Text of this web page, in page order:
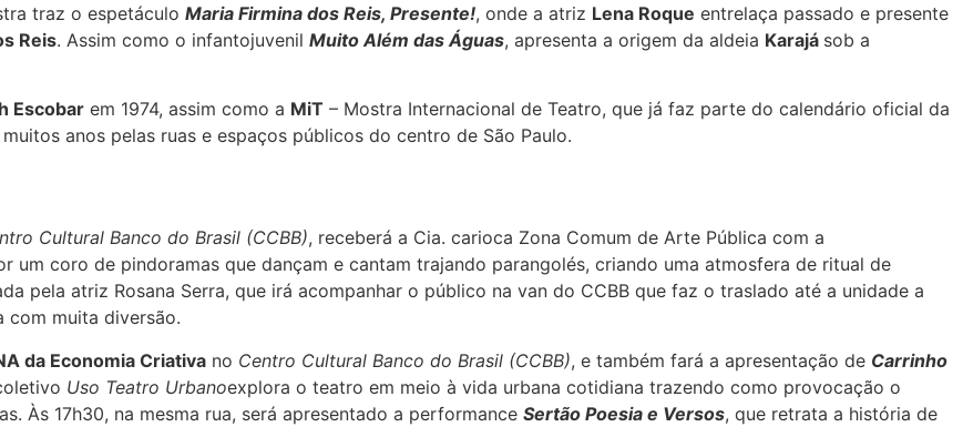
traz o espetáculo Maria Firmina dos Reis, Presente!, onde a atriz Lena Roque entrelaça passado e presente
Reis. Assim como o infantojuvenil Muito Além das Águas, apresenta a origem da aldeia Karajá sob a
Escobar em 1974, assim como a MiT – Mostra Internacional de Teatro, que já faz parte do calendário oficial da
anos pelas ruas e espaços públicos do centro de São Paulo.
Cultural Banco do Brasil (CCBB), receberá a Cia. carioca Zona Comum de Arte Pública com a
um coro de pindoramas que dançam e cantam trajando parangolés, criando uma atmosfera de ritual de
pela atriz Rosana Serra, que irá acompanhar o público na van do CCBB que faz o traslado até a unidade a
com muita diversão.
da Economia Criativa no Centro Cultural Banco do Brasil (CCBB), e também fará a apresentação de Carrinho
Uso Teatro Urbanoexplora o teatro em meio à vida urbana cotidiana trazendo como provocação o
Às 17h30, na mesma rua, será apresentado a performance Sertão Poesia e Versos, que retrata a história de